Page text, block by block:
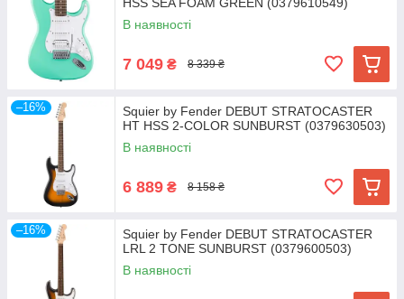
В наявності
7 049 ₴ 8 339 ₴
–16%
Squier by Fender DEBUT STRATOCASTER
HT HSS 2-COLOR SUNBURST (0379630503)
В наявності
6 889 ₴ 8 158 ₴
–16%
Squier by Fender DEBUT STRATOCASTER
LRL 2 TONE SUNBURST (0379600503)
В наявності